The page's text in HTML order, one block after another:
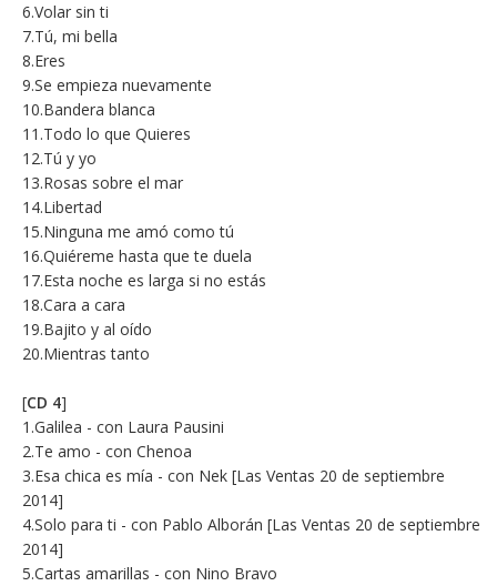
6.Volar sin ti
7.Tú, mi bella
8.Eres
9.Se empieza nuevamente
10.Bandera blanca
11.Todo lo que Quieres
12.Tú y yo
13.Rosas sobre el mar
14.Libertad
15.Ninguna me amó como tú
16.Quiéreme hasta que te duela
17.Esta noche es larga si no estás
18.Cara a cara
19.Bajito y al oído
20.Mientras tanto
[CD 4]
1.Galilea - con Laura Pausini
2.Te amo - con Chenoa
3.Esa chica es mía - con Nek [Las Ventas 20 de septiembre
2014]
4.Solo para ti - con Pablo Alborán [Las Ventas 20 de septiembre
2014]
5.Cartas amarillas - con Nino Bravo